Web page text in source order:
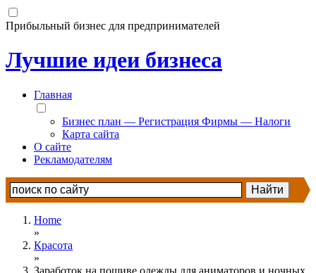
Прибыльный бизнес для предпринимателей
Лучшие идеи бизнеса
Главная
Бизнес план — Регистрация Фирмы — Налоги
Карта сайта
О сайте
Рекламодателям
Home
»
Красота
»
Заработок на пошиве одежды для аниматоров и ночных